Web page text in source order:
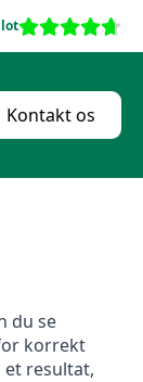
Kontakt os
du se
korrekt
resultat,